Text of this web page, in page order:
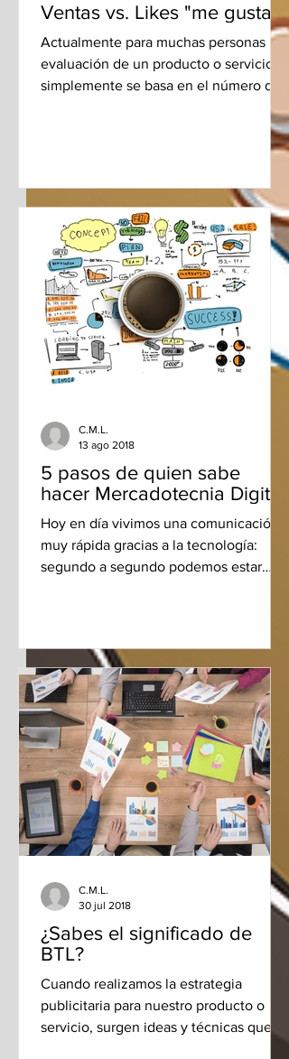
Ventas vs. Likes "me gusta"
Actualmente para muchas personas la
evaluación de un producto o servicio
simplemente se basa en el número de
5 pasos de quien sabe
hacer Mercadotecnia Digital
Hoy en día vivimos una comunicación
muy rápida gracias a la tecnología:
segundo a segundo podemos estar
C.M.L.
13 ago 2018
¿Sabes el significado de
BTL?
Cuando realizamos la estrategia
publicitaria para nuestro producto o
servicio, surgen ideas y técnicas que en
C.M.L.
30 jul 2018